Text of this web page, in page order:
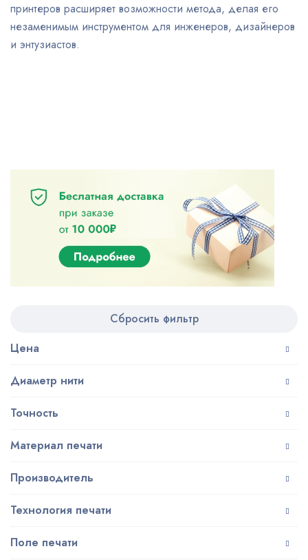
Сбросить фильтр
Цена
Диаметр нити
Точность
Материал печати
Производитель
Технология печати
Поле печати
принтеров расширяет возможности метода, делая его
незаменимым инструментом для инженеров, дизайнеров
и энтузиастов.